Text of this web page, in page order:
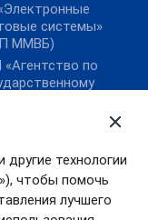
технологии
чтобы помочь
лучшего
системы»
ММВБ)
по
торговая